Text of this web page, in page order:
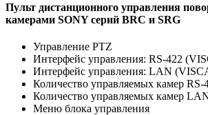
Пульт дистанционного управления
камерами SONY серий BRC и SRG
Управление PTZ
Интерфейс управления: RS-422
Интерфейс управления: LAN
Количество управляемых камер RS-
Количество управляемых камер
Меню блока управления